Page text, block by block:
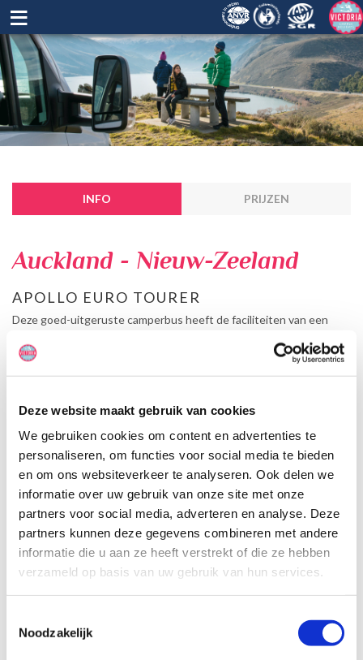
Deze website maakt gebruik van cookies
We gebruiken cookies om content en advertenties te
personaliseren, om functies voor social media te bieden
en om ons websiteverkeer te analyseren. Ook delen we
informatie over uw gebruik van onze site met onze
partners voor social media, adverteren en analyse. Deze
partners kunnen deze gegevens combineren met andere
informatie die u aan ze heeft verstrekt of die ze hebben
verzameld op basis van uw gebruik van hun services.
Noodzakelijk
≡
INFO PRIJZEN
Auckland - Nieuw-Zeeland
APOLLO EURO TOURER
Deze goed-uitgeruste camperbus heeft de faciliteiten van een
volwassenen en door de lengte van meer dan 7m is het goed
toeven. Er is een tweepersoonsbed en de bus beschikt ook over